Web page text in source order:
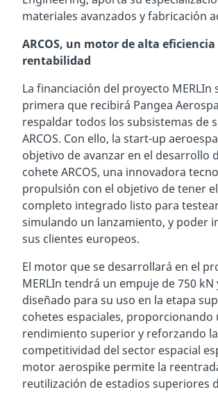
materiales avanzados y fabricación
ARCOS, un motor de alta eficiencia
rentabilidad
La financiación del proyecto MERLIn
primera que recibirá Pangea
respaldar todos los subsistemas de
ARCOS. Con ello, la start-up
objetivo de avanzar en el desarrollo
cohete ARCOS, una innovadora
propulsión con el objetivo de tener
completo integrado listo para
simulando un lanzamiento, y poder
sus clientes europeos.
El motor que se desarrollará en el
MERLIn tendrá un empuje de 750 kN
diseñado para su uso en la etapa
cohetes espaciales, proporcionando
rendimiento superior y reforzando la
competitividad del sector espacial
motor aerospike permite la
reutilización de estadios superiores